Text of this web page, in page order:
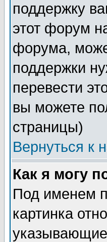
поддержку
этот форум
форума,
поддержки
перевести
вы можете
страницы)
Вернуться к
Как я могу
Под именем
картинка